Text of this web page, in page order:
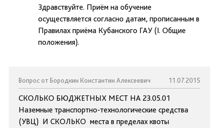
Здравствуйте. Приём на обучение
осуществляется согласно датам, прописанным в
Правилах приёма Кубанского ГАУ (I. Общие
положения).
Вопрос от Бородкин Константин Алексеевич 11.07.2015
СКОЛЬКО БЮДЖЕТНЫХ МЕСТ НА 23.05.01
Наземные транспортно-технологические средства
(УВЦ) И СКОЛЬКО места в пределах квоты